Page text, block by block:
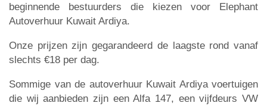
beginnende bestuurders die kiezen voor Elephant
Autoverhuur Kuwait Ardiya.
Onze prijzen zijn gegarandeerd de laagste rond vanaf
slechts €18 per dag.
Sommige van de autoverhuur Kuwait Ardiya voertuigen
die wij aanbieden zijn een Alfa 147, een vijfdeurs VW